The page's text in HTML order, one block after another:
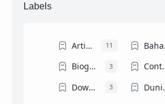
Labels
Artikel Ilmiah 11
Biografi Tokoh 3
Download Ebook 3